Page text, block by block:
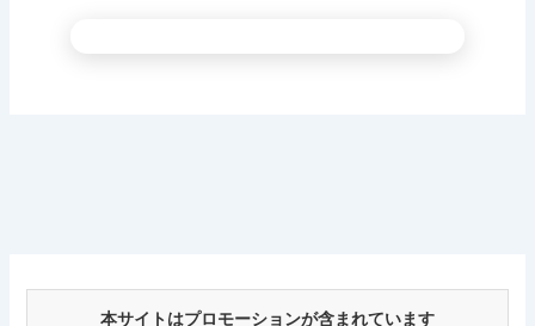
本サイトはプロモーションが含まれています